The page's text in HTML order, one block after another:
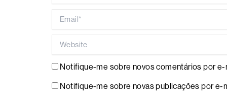
Notifique-me sobre novos comentários por e-
Notifique-me sobre novas publicações por e-